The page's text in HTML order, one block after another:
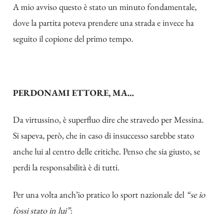
A mio avviso questo è stato un minuto fondamentale,
dove la partita poteva prendere una strada e invece ha
seguito il copione del primo tempo.
PERDONAMI ETTORE, MA…
Da virtussino, è superfluo dire che stravedo per Messina.
Si sapeva, però, che in caso di insuccesso sarebbe stato
anche lui al centro delle critiche. Penso che sia giusto, se
perdi la responsabilità è di tutti.
Per una volta anch’io pratico lo sport nazionale del “se io
fossi stato in lui”: